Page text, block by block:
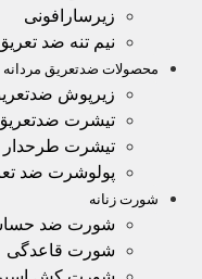
زیرسارافونی
نیم تنه ضد
محصولات ضدتعریق مردانه
زیرپوش
تیشرت
تیشرت طرحدار
پولوشرت ضد
شورت زنانه
شورت ضد
شورت قاعدگی